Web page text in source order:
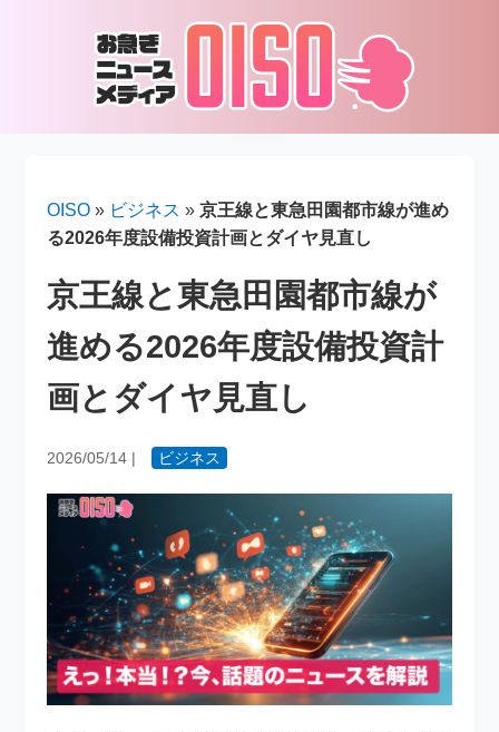
OISO » ビジネス »京王線と東急田園都市線が進め
る2026年度設備投資計画とダイヤ見直し
京王線と東急田園都市線が
進める2026年度設備投資計
画とダイヤ見直し
2026/05/14 | ビジネス